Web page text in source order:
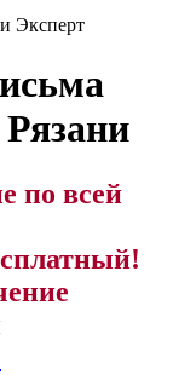
Эксперт
по всей